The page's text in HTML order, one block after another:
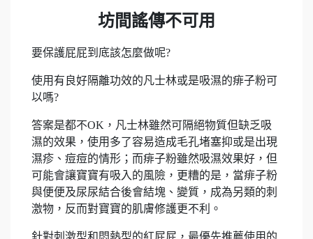
坊間謠傳不可用
要保護屁屁到底該怎麼做呢?
使用有良好隔離功效的凡士林或是吸濕的痱子粉可
以嗎?
答案是都不OK，凡士林雖然可隔絕物質但缺乏吸
濕的效果，使用多了容易造成毛孔堵塞抑或是出現
濕疹、痘痘的情形；而痱子粉雖然吸濕效果好，但
可能會讓寶寶有吸入的風險，更糟的是，當痱子粉
與便便及尿尿結合後會結塊、變質，成為另類的刺
激物，反而對寶寶的肌膚修護更不利。
針對刺激型和悶熱型的紅屁屁，最優先推薦使用的